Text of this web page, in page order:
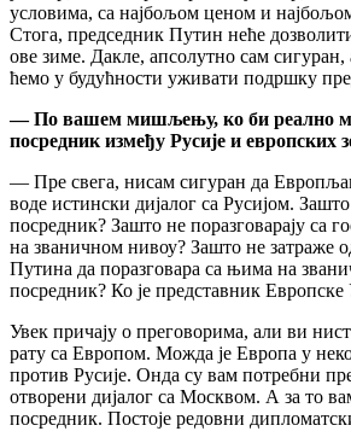
условима, са најбољом ценом и
Стога, председник Путин неће
ове зиме. Дакле, апсолутно сам сигуран,
ћемо у будућности уживати подршку
— По вашем мишљењу, ко би реално
посредник између Русије и европских
— Пре свега, нисам сигуран да
воде истински дијалог са Русијом.
посредник? Зашто не поразговарају са
на званичном нивоу? Зашто не затраже
Путина да поразговара са њима на
посредник? Ко је представник Европске
Увек причају о преговорима, али ви
рату са Европом. Можда је Европа у
против Русије. Онда су вам потребни
отворени дијалог са Москвом. А за то
посредник. Постоје редовни